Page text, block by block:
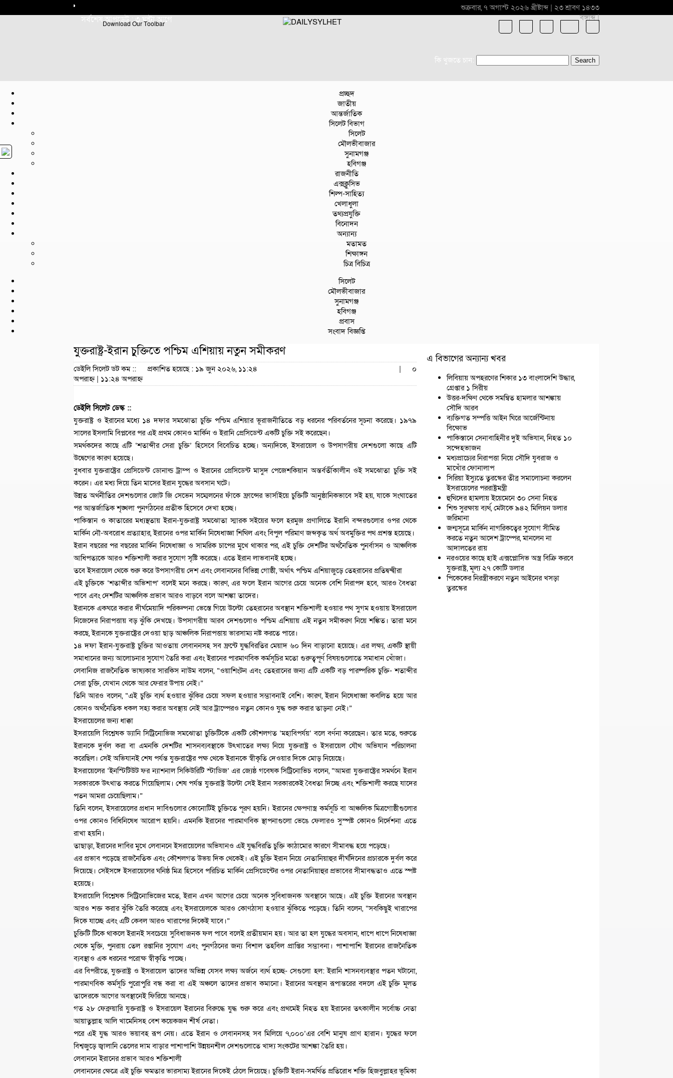
সর্বশেষ আপডেট : ৩ ঘন্টা আগে
শুক্রবার, ৭ অগাস্ট ২০২৬ খ্রীষ্টাব্দ | ২৩ শ্রাবণ ১৪৩৩
বঙ্গাব্দ |
Download Our Toolbar
কি খুজতে চান:
প্রচ্ছদ
জাতীয়
আন্তর্জাতিক
সিলেট বিভাগ
সিলেট
মৌলভীবাজার
সুনামগঞ্জ
হবিগঞ্জ
রাজনীতি
এক্সক্লুসিভ
শিল্প-সাহিত্য
খেলাধুলা
তথ্যপ্রযুক্তি
বিনোদন
অন্যান্য
মতামত
শিক্ষাঙ্গন
চিত্র বিচিত্র
সিলেট
মৌলভীবাজার
সুনামগঞ্জ
হবিগঞ্জ
প্রবাস
সংবাদ বিজ্ঞপ্তি
যুক্তরাষ্ট্র-ইরান চুক্তিতে পশ্চিম এশিয়ায় নতুন সমীকরণ
ডেইলি সিলেট ডট কম ::
প্রকাশিত হয়েছে : ১৯ জুন ২০২৬, ১১:২৪
অপরাহ্ন | ১১:২৪ অপরাহ্ন
| ০
ডেইলি সিলেট ডেস্ক ::
যুক্তরাষ্ট্র ও ইরানের মধ্যে ১৪ দফার সমঝোতা চুক্তি পশ্চিম এশিয়ার ভূরাজনীতিতে বড় ধরনের পরিবর্তনের সূচনা করেছে। ১৯৭৯
সালের ইসলামি বিপ্লবের পর এই প্রথম কোনও মার্কিন ও ইরানি প্রেসিডেন্ট একটি চুক্তি সই করেছেন।
সমর্থকদের কাছে এটি ‘শতাব্দীর সেরা চুক্তি’ হিসেবে বিবেচিত হচ্ছে। অন্যদিকে, ইসরায়েল ও উপসাগরীয় দেশগুলো কাছে এটি
উদ্বেগের কারণ হয়েছে।
বুধবার যুক্তরাষ্ট্রের প্রেসিডেন্ট ডোনাল্ড ট্রাম্প ও ইরানের প্রেসিডেন্ট মাসুদ পেজেশকিয়ান অন্তর্বর্তীকালীন ওই সমঝোতা চুক্তি সই
করেন। এর মধ্য দিয়ে তিন মাসের ইরান যুদ্ধের অবসান ঘটে।
উন্নত অর্থনীতির দেশগুলোর জোট জি সেভেন সম্মেলনের ফাঁকে ফ্রান্সের ভার্সাইয়ে চুক্তিটি আনুষ্ঠানিকভাবে সই হয়, যাকে সংঘাতের
পর আন্তর্জাতিক শৃঙ্খলা পুনর্গঠনের প্রতীক হিসেবে দেখা হচ্ছে।
পাকিস্তান ও কাতারের মধ্যস্থতায় ইরান-যুক্তরাষ্ট্র সমঝোতা স্মারক সইয়ের ফলে হরমুজ প্রণালিতে ইরানি বন্দরগুলোর ওপর থেকে
মার্কিন নৌ-অবরোধ প্রত্যাহার, ইরানের ওপর মার্কিন নিষেধাজ্ঞা শিথিল এবং বিপুল পরিমাণ জব্দকৃত অর্থ অবমুক্তির পথ প্রশস্ত হয়েছে।
ইরান বছরের পর বছরের মার্কিন নিষেধাজ্ঞা ও সামরিক চাপের মুখে থাকার পর, এই চুক্তি দেশটির অর্থনৈতিক পুনর্বাসন ও আঞ্চলিক
আধিপত্যকে আরও শক্তিশালী করার সুযোগ সৃষ্টি করেছে। এতে ইরান লাভবানই হচ্ছে।
তবে ইসরায়েল থেকে শুরু করে উপসাগরীয় দেশ এবং লেবাননের বিভিন্ন গোষ্ঠী, অর্থাৎ পশ্চিম এশিয়াজুড়ে তেহরানের প্রতিদ্বন্দ্বীরা
এই চুক্তিকে ‘শতাব্দীর অভিশাপ’ বলেই মনে করছে। কারণ, এর ফলে ইরান আগের চেয়ে অনেক বেশি নিরাপদ হবে, আরও বৈধতা
পাবে এবং দেশটির আঞ্চলিক প্রভাব আরও বাড়বে বলে আশঙ্কা তাদের।
ইরানকে একঘরে করার দীর্ঘমেয়াদি পরিকল্পনা ভেস্তে গিয়ে উল্টো তেহরানের অবস্থান শক্তিশালী হওয়ার পথ সুগম হওয়ায় ইসরায়েল
নিজেদের নিরাপত্তায় বড় ঝুঁকি দেখছে। উপসাগরীয় আরব দেশগুলোও পশ্চিম এশিয়ায় এই নতুন সমীকরণ নিয়ে শঙ্কিত। তারা মনে
করছে, ইরানকে যুক্তরাষ্ট্রের দেওয়া ছাড় আঞ্চলিক নিরাপত্তায় ভারসাম্য নষ্ট করতে পারে।
১৪ দফা ইরান-যুক্তরাষ্ট্র চুক্তির আওতায় লেবাননসহ সব ফ্রন্টে যুদ্ধবিরতির মেয়াদ ৬০ দিন বাড়ানো হয়েছে। এর লক্ষ্য, একটি স্থায়ী
সমাধানের জন্য আলোচনার সুযোগ তৈরি করা এবং ইরানের পারমাণবিক কর্মসূচির মতো গুরুত্বপূর্ণ বিষয়গুলোতে সমাধান খোঁজা।
লেবানিজ রাজনৈতিক ভাষ্যকার সারকিস নাউম বলেন, “ওয়াশিংটন এবং তেহরানের জন্য এটি একটি বড় পারষ্পরিক চুক্তি- শতাব্দীর
সেরা চুক্তি, যেখান থেকে আর ফেরার উপায় নেই।”
তিনি আরও বলেন, “এই চুক্তি ব্যর্থ হওয়ার ঝুঁকির চেয়ে সফল হওয়ার সম্ভাবনাই বেশি। কারণ, ইরান নিষেধাজ্ঞা কবলিত হয়ে আর
কোনও অর্থনৈতিক ধকল সহ্য করার অবস্থায় নেই আর ট্রাম্পেরও নতুন কোনও যুদ্ধ শুরু করার তাড়না নেই।”
ইসরায়েলের জন্য ধাক্কা
ইসরায়েলি বিশ্লেষক ড্যানি সিট্রিনোভিজ সমঝোতা চুক্তিটিকে একটি কৌশলগত ‘মহাবিপর্যয়’ বলে বর্ণনা করেছেন। তার মতে, শুরুতে
ইরানকে দুর্বল করা বা এমনকি দেশটির শাসনব্যবস্থাকে উৎখাতের লক্ষ্য ‍নিয়ে যুক্তরাষ্ট্র ও ইসরায়েল যৌথ অভিযান পরিচালনা
করেছিল। সেই অভিযানই শেষ পর্যন্ত যুক্তরাষ্ট্রের পক্ষ থেকে ইরানকে স্বীকৃতি দেওয়ার দিকে মোড় নিয়েছে।
ইসরায়েলের ‘ইনস্টিটিউট ফর ন্যাশনাল সিকিউরিটি স্টাডিজ’ এর জ্যেষ্ঠ গবেষক সিট্রিনোভিচ বলেন, “আমরা যুক্তরাষ্ট্রের সমর্থনে ইরান
সরকারকে উৎখাত করতে গিয়েছিলাম। শেষ পর্যন্ত যুক্তরাষ্ট্র উল্টো সেই ইরান সরকারকেই বৈধতা দিচ্ছে এবং শক্তিশালী করছে যাদের
পতন আমরা চেয়েছিলাম।”
তিনি বলেন, ইসরায়েলের প্রধান দাবিগুলোর কোনোটিই চুক্তিতে পূরণ হয়নি। ইরানের ক্ষেপণাস্ত্র কর্মসূচি বা আঞ্চলিক মিত্রগোষ্ঠীগুলোর
ওপর কোনও বিধিনিষেধ আরোপ হয়নি। এমনকি ইরানের পারমাণবিক স্থাপনাগুলো ভেঙে ফেলারও সুস্পষ্ট কোনও নির্দেশনা এতে
রাখা হয়নি।
তাছাড়া, ইরানের দাবির মুখে লেবাননে ইসরায়েলের অভিযানও এই যুদ্ধবিরতি চুক্তি কাঠামোর কারণে সীমাবদ্ধ হয়ে পড়েছে।
এর প্রভাব পড়েছে রাজনৈতিক এবং কৌশলগত উভয় দিক থেকেই। এই চুক্তি ইরান নিয়ে নেতানিয়াহুর দীর্ঘদিনের প্রচারকে দুর্বল করে
দিয়েছে। সেইসঙ্গে ইসরায়েলের ঘনিষ্ঠ মিত্র হিসেবে পরিচিত মার্কিন প্রেসিডেন্টের ওপর নেতানিয়াহুর প্রভাবের সীমাবদ্ধতাও এতে স্পষ্ট
হয়েছে।
ইসরায়েলি বিশ্লেষক সিট্রিনোভিজের মতে, ইরান এখন আগের চেয়ে অনেক সুবিধাজনক অবস্থানে আছে। এই চুক্তি ইরানের অবস্থান
আরও শক্ত করার ঝুঁকি তৈরি করেছে এবং ইসরায়েলকে আরও কোণঠাসা হওয়ার ঝুঁকিতে পড়েছে। তিনি বলেন, “সবকিছুই খারাপের
দিকে যাচ্ছে এবং এটি কেবল আরও খারাপের দিকেই যাবে।”
চুক্তিটি টিকে থাকলে ইরানই সবচেয়ে সুবিধাজনক ফল পাবে বলেই প্রতীয়মান হয়। আর তা হল যুদ্ধের অবসান, ধাপে ধাপে নিষেধাজ্ঞা
থেকে মুক্তি, পুনরায় তেল রপ্তানির সুযোগ এবং পুনর্গঠনের জন্য বিশাল তহবিল প্রাপ্তির সম্ভাবনা। পাশাপাশি ইরানের রাজনৈতিক
ব্যবস্থাও এক ধরনের পরোক্ষ স্বীকৃতি পাচ্ছে।
এর বিপরীতে, যুক্তরাষ্ট্র ও ইসরায়েল তাদের অভিন্ন যেসব লক্ষ্য অর্জনে ব্যর্থ হচ্ছে- সেগুলো হল: ইরানি শাসনব্যবস্থার পতন ঘটানো,
পারমাণবিক কর্মসূচি পুরোপুরি বন্ধ করা বা এই অঞ্চলে তাদের প্রভাব কমানো। ইরানের অবস্থান রূপান্তরের বদলে এই চুক্তি মূলত
তাদেরকে আগের অবস্থানেই ফিরিয়ে আনছে।
গত ২৮ ফেব্রুয়ারি যুক্তরাষ্ট্র ও ইসরায়েল ইরানের বিরুদ্ধে যুদ্ধ শুরু করে এবং প্রথমেই নিহত হয় ইরানের তৎকালীন সর্বোচ্চ নেতা
আয়াতুল্লাহ আলি খামেনিসহ বেশ কয়েকজন শীর্ষ নেতা।
পরে এই যুদ্ধ আরও ভয়াবহ রূপ নেয়। এতে ইরান ও লেবাননসহ সব মিলিয়ে ৭,০০০’এর বেশি মানুষ প্রাণ হারান। যুদ্ধের ফলে
বিশ্বজুড়ে জ্বালানি তেলের দাম বাড়ার পাশাপাশি উন্নয়নশীল দেশগুলোতে খাদ্য সংকটের আশঙ্কা তৈরি হয়।
লেবাননে ইরানের প্রভাব আরও শক্তিশালী
লেবাননের ক্ষেত্রে এই চুক্তি ক্ষমতার ভারসাম্য ইরানের দিকেই ঠেলে দিয়েছে। চুক্তিটি ইরান-সমর্থিত প্রতিরোধ শক্তি হিজবুল্লাহর ভূমিকা
এ বিভাগের অন্যান্য খবর
লিবিয়ায় অপহরণের শিকার ১৩ বাংলাদেশি উদ্ধার,
গ্রেপ্তার ১ সিরীয়
উত্তর-দক্ষিণ থেকে সমন্বিত হামলার আশঙ্কায়
সৌদি আরব
ব্যক্তিগত সম্পত্তি আইন ঘিরে আর্জেন্টিনায়
বিক্ষোভ
পাকিস্তানে সেনাবাহিনীর দুই অভিযান, নিহত ১০
সন্দেহভাজন
মধ্যপ্রাচ্যের নিরাপত্তা নিয়ে সৌদি যুবরাজ ও
মাখোঁর ফোনালাপ
সিরিয়া ইস্যুতে তুরস্কের তীব্র সমালোচনা করলেন
ইসরায়েলের পররাষ্ট্রমন্ত্রী
হুথিদের হামলায় ইয়েমেনে ৩০ সেনা নিহত
শিশু সুরক্ষায় ব্যর্থ, মেটাকে ৯৪২ মিলিয়ন ডলার
জরিমানা
জন্মসূত্রে মার্কিন নাগরিকত্বের সুযোগ সীমিত
করতে নতুন আদেশ ট্রাম্পের, মানলেন না
আদালতের রায়
নরওয়ের কাছে হাই এক্সপ্লোসিভ অস্ত্র বিক্রি করবে
যুক্তরাষ্ট্র, মূল্য ২৭ কোটি ডলার
পিকেকের নিরস্ত্রীকরণে নতুন আইনের খসড়া
তুরস্কের